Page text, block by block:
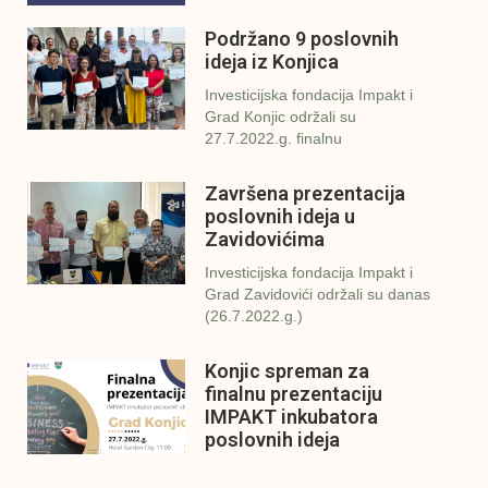
Podržano 9 poslovnih
ideja iz Konjica
Investicijska fondacija Impakt i
Grad Konjic održali su
27.7.2022.g. finalnu
Završena prezentacija
poslovnih ideja u
Zavidovićima
Investicijska fondacija Impakt i
Grad Zavidovići održali su danas
(26.7.2022.g.)
Konjic spreman za
finalnu prezentaciju
IMPAKT inkubatora
poslovnih ideja